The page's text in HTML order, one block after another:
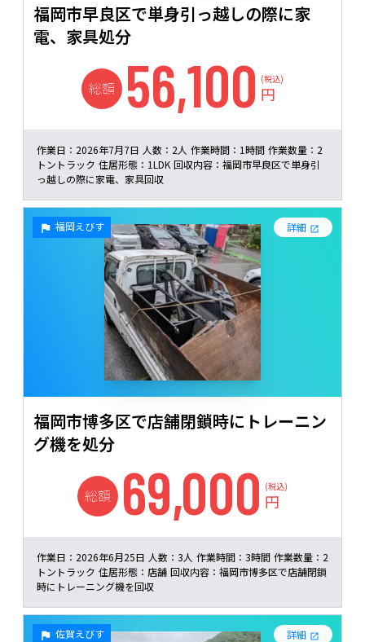
福岡市早良区で単身引っ越しの際に家
電、家具処分
総額 56,100 (税込)
円
作業日： 2026年7月7日 人数： 2人 作業時間： 1時間 作業数量： 2
トントラック 住居形態： 1LDK 回収内容： 福岡市早良区で単身引
っ越しの際に家電、家具回収
福岡えびす 詳細
福岡市博多区で店舗閉鎖時にトレーニン
グ機を処分
総額 69,000 (税込)
円
作業日： 2026年6月25日 人数： 3人 作業時間： 3時間 作業数量： 2
トントラック 住居形態： 店舗 回収内容： 福岡市博多区で店舗閉鎖
時にトレーニング機を回収
佐賀えびす 詳細